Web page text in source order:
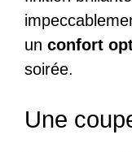
un confort
soirée.
Une